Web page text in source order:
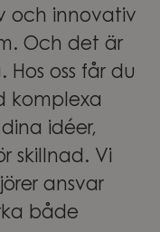
och innovativ
Och det är
Hos oss får du
komplexa
idéer,
skillnad. Vi
ansvar
både